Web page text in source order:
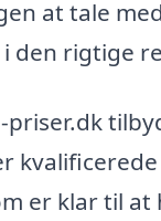
at tale
den rigtige
priser.dk
er klar til